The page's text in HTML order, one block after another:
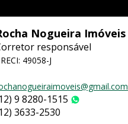
Nogueira Imóveis
responsável
49058-J
9 8280-1515
3633-2530